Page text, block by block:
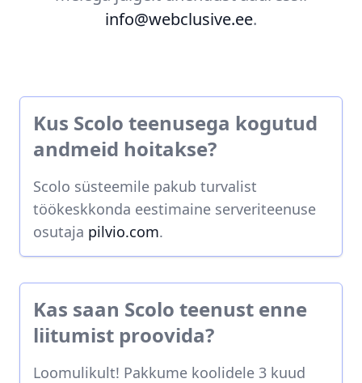
info@webclusive.ee.
Kus Scolo teenusega kogutud
andmeid hoitakse?
Scolo süsteemile pakub turvalist
töökeskkonda eestimaine serveriteenuse
osutaja pilvio.com.
Kas saan Scolo teenust enne
liitumist proovida?
Loomulikult! Pakkume koolidele 3 kuud